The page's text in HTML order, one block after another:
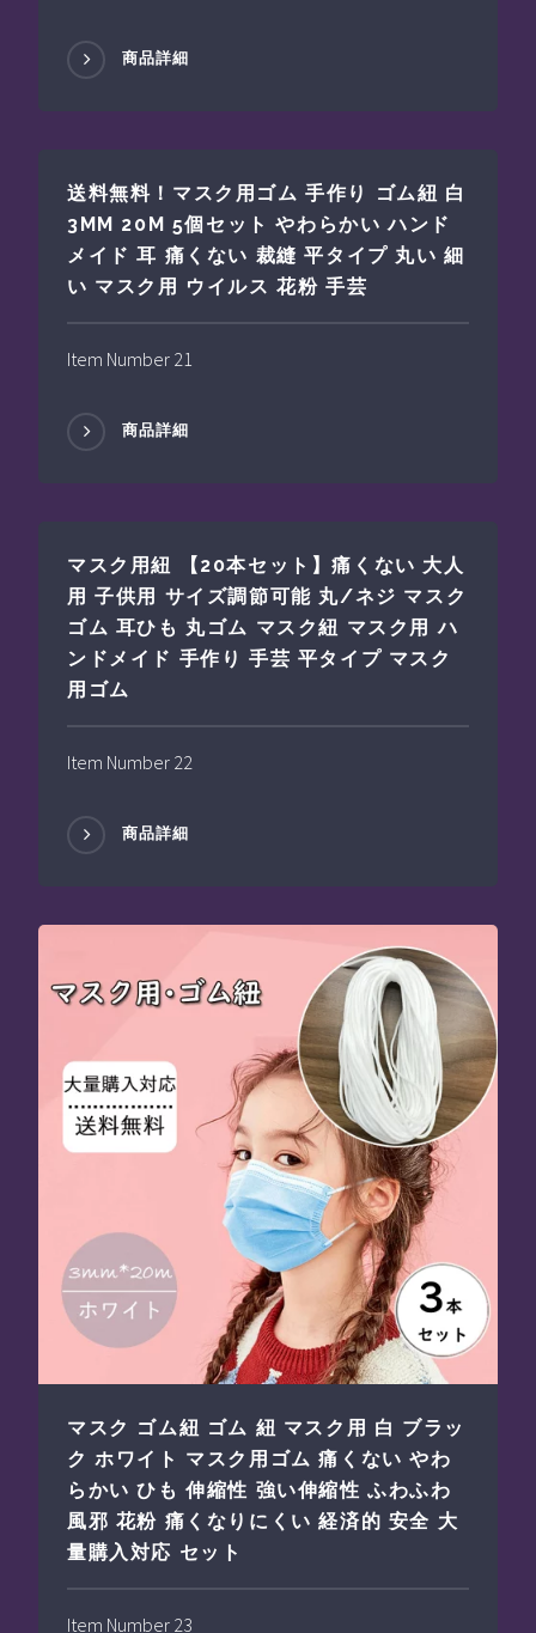
商品詳細
送料無料！マスク用ゴム 手作り ゴム紐 白
3MM 20M 5個セット やわらかい ハンド
メイド 耳 痛くない 裁縫 平タイプ 丸い 細
い マスク用 ウイルス 花粉 手芸
Item Number 21
商品詳細
マスク用紐 【20本セット】痛くない 大人
用 子供用 サイズ調節可能 丸/ネジ マスク
ゴム 耳ひも 丸ゴム マスク紐 マスク用 ハ
ンドメイド 手作り 手芸 平タイプ マスク
用ゴム
Item Number 22
商品詳細
マスク ゴム紐 ゴム 紐 マスク用 白 ブラッ
ク ホワイト マスク用ゴム 痛くない やわ
らかい ひも 伸縮性 強い伸縮性 ふわふわ
風邪 花粉 痛くなりにくい 経済的 安全 大
量購入対応 セット
Item Number 23